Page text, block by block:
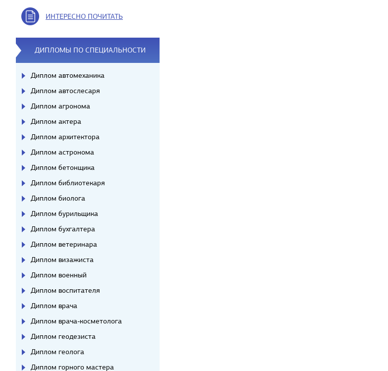
ИНТЕРЕСНО ПОЧИТАТЬ
ДИПЛОМЫ ПО СПЕЦИАЛЬНОСТИ
Диплом автомеханика
Диплом автослесаря
Диплом агронома
Диплом актера
Диплом архитектора
Диплом астронома
Диплом бетонщика
Диплом библиотекаря
Диплом биолога
Диплом бурильщика
Диплом бухгалтера
Диплом ветеринара
Диплом визажиста
Диплом военный
Диплом воспитателя
Диплом врача
Диплом врача-косметолога
Диплом геодезиста
Диплом геолога
Диплом горного мастера